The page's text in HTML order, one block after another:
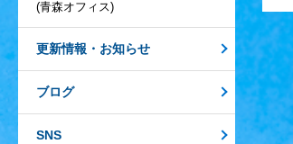
(青森オフィス)
更新情報・お知らせ
ブログ
SNS